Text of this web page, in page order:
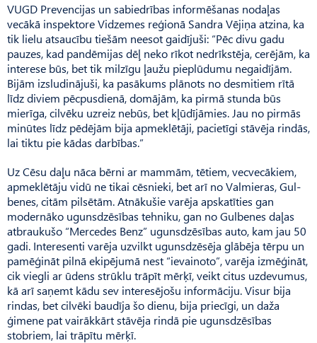
VUGD Prevencijas un sabiedrības informēšanas nodaļas
vecākā inspektore Vid­zemes reģionā Sandra Vējiņa atzina, ka
tik lielu atsaucību tiešām neesot gaidījuši: “Pēc divu gadu
pauzes, kad pandēmijas dēļ neko rīkot nedrīkstēja, cerējām, ka
interese būs, bet tik milzīgu ļaužu pieplūdumu negaidījām.
Bijām izsludinājuši, ka pasākums plānots no desmitiem rītā
līdz diviem pēcpusdienā, domājām, ka pirmā stunda būs
mierīga, cilvēku uzreiz nebūs, bet kļūdījāmies. Jau no pirmās
minūtes līdz pēdējām bija apmeklētāji, pacietīgi stāvēja rindās,
lai tiktu pie kādas darbības.”
Uz Cēsu daļu nāca bērni ar mammām, tētiem, vecvecākiem,
apmeklētāju vidū ne tikai cēsnieki, bet arī no Valmieras, Gul­
benes, citām pilsētām. Atnākušie varēja apskatīties gan
modernāko ugunsdzēsības tehniku, gan no Gulbenes daļas
atbraukušo “Mercedes Benz” ugunsdzēsības auto, kam jau 50
gadi. Interesenti varēja uzvilkt ugunsdzēsēja glābēja tērpu un
pamēģināt pilnā ekipējumā nest “ievainoto”, varēja izmēģināt,
cik viegli ar ūdens strūklu trāpīt mērķī, veikt citus uzdevumus,
kā arī saņemt kādu sev interesējošu informāciju. Visur bija
rindas, bet cilvēki baudīja šo dienu, bija priecīgi, un daža
ģimene pat vairākkārt stāvēja rindā pie ugunsdzēsības
stobriem, lai trāpītu mērķī.